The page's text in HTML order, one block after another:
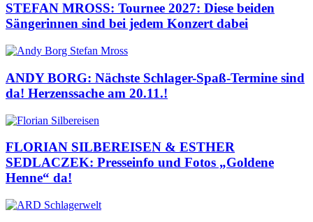
STEFAN MROSS: Tournee 2027: Diese beiden
Sängerinnen sind bei jedem Konzert dabei
ANDY BORG: Nächste Schlager-Spaß-Termine sind
da! Herzenssache am 20.11.!
FLORIAN SILBEREISEN & ESTHER
SEDLACZEK: Presseinfo und Fotos „Goldene
Henne“ da!